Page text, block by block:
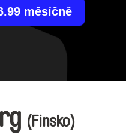
měsíčně
(Finsko)